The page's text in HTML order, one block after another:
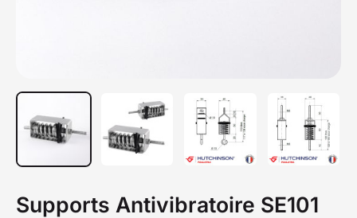
Supports Antivibratoire SE101